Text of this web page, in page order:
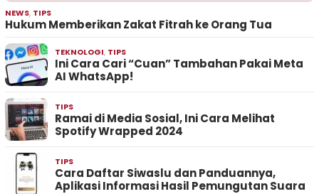
NEWS, TIPS
Hukum Memberikan Zakat Fitrah ke Orang Tua
TEKNOLOGI, TIPS
Ini Cara Cari “Cuan” Tambahan Pakai Meta
AI WhatsApp!
TIPS
Ramai di Media Sosial, Ini Cara Melihat
Spotify Wrapped 2024
TIPS
Cara Daftar Siwaslu dan Panduannya,
Aplikasi Informasi Hasil Pemungutan Suara